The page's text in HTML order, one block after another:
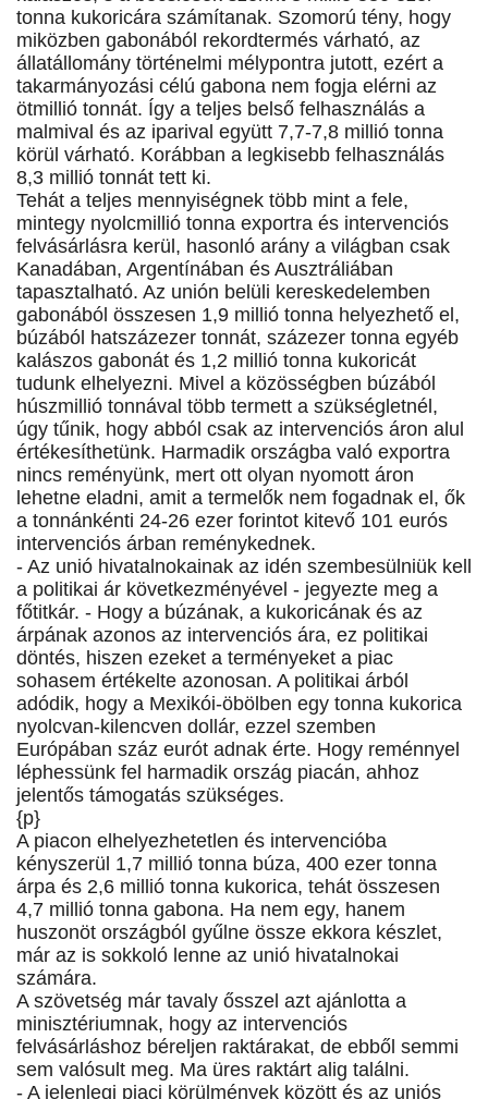
tonna kukoricára számítanak. Szomorú tény, hogy
miközben gabonából rekordtermés várható, az
állatállomány történelmi mélypontra jutott, ezért a
takarmányozási célú gabona nem fogja elérni az
ötmillió tonnát. Így a teljes belső felhasználás a
malmival és az iparival együtt 7,7-7,8 millió tonna
körül várható. Korábban a legkisebb felhasználás
8,3 millió tonnát tett ki.
Tehát a teljes mennyiségnek több mint a fele,
mintegy nyolcmillió tonna exportra és intervenciós
felvásárlásra kerül, hasonló arány a világban csak
Kanadában, Argentínában és Ausztráliában
tapasztalható. Az unión belüli kereskedelemben
gabonából összesen 1,9 millió tonna helyezhető el,
búzából hatszázezer tonnát, százezer tonna egyéb
kalászos gabonát és 1,2 millió tonna kukoricát
tudunk elhelyezni. Mivel a közösségben búzából
húszmillió tonnával több termett a szükségletnél,
úgy tűnik, hogy abból csak az intervenciós áron alul
értékesíthetünk. Harmadik országba való exportra
nincs reményünk, mert ott olyan nyomott áron
lehetne eladni, amit a termelők nem fogadnak el, ők
a tonnánkénti 24-26 ezer forintot kitevő 101 eurós
intervenciós árban reménykednek.
- Az unió hivatalnokainak az idén szembesülniük kell
a politikai ár következményével - jegyezte meg a
főtitkár. - Hogy a búzának, a kukoricának és az
árpának azonos az intervenciós ára, ez politikai
döntés, hiszen ezeket a terményeket a piac
sohasem értékelte azonosan. A politikai árból
adódik, hogy a Mexikói-öbölben egy tonna kukorica
nyolcvan-kilencven dollár, ezzel szemben
Európában száz eurót adnak érte. Hogy reménnyel
léphessünk fel harmadik ország piacán, ahhoz
jelentős támogatás szükséges.
{p}
A piacon elhelyezhetetlen és intervencióba
kényszerül 1,7 millió tonna búza, 400 ezer tonna
árpa és 2,6 millió tonna kukorica, tehát összesen
4,7 millió tonna gabona. Ha nem egy, hanem
huszonöt országból gyűlne össze ekkora készlet,
már az is sokkoló lenne az unió hivatalnokai
számára.
A szövetség már tavaly ősszel azt ajánlotta a
minisztériumnak, hogy az intervenciós
felvásárláshoz béreljen raktárakat, de ebből semmi
sem valósult meg. Ma üres raktárt alig találni.
- A jelenlegi piaci körülmények között és az uniós